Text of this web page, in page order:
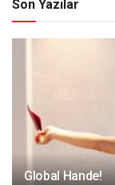
Son Yazılar
Global Hande!